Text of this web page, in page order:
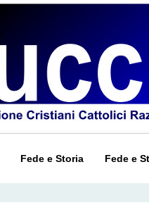
Fede e Storia Fede e